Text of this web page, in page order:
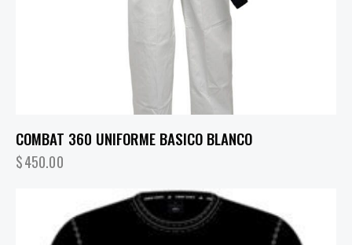
COMBAT 360 UNIFORME BASICO BLANCO
$450.00